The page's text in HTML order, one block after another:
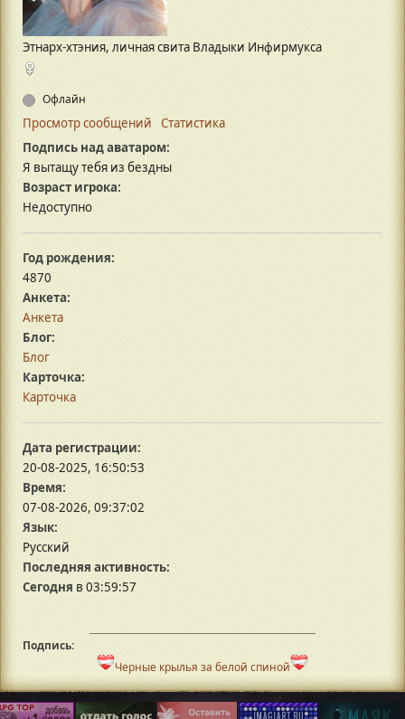
Этнарх-хтэния, личная свита Владыки Инфирмукса
Офлайн
Просмотр сообщений
Статистика
Подпись над аватаром:
Я вытащу тебя из бездны
Возраст игрока:
Недоступно
Год рождения:
4870
Анкета:
Анкета
Блог:
Блог
Карточка:
Карточка
Дата регистрации:
20-08-2025, 16:50:53
Время:
07-08-2026, 09:37:02
Язык:
Русский
Последняя активность:
Сегодня в 03:59:57
Подпись:
Черные крылья за белой спиной